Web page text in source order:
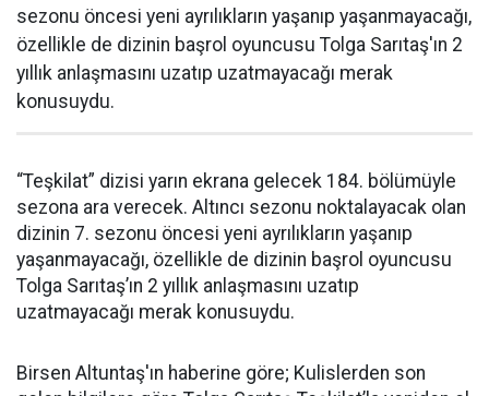
sezonu öncesi yeni ayrılıkların yaşanıp yaşanmayacağı,
özellikle de dizinin başrol oyuncusu Tolga Sarıtaş'ın 2
yıllık anlaşmasını uzatıp uzatmayacağı merak
konusuydu.
“Teşkilat” dizisi yarın ekrana gelecek 184. bölümüyle
sezona ara verecek. Altıncı sezonu noktalayacak olan
dizinin 7. sezonu öncesi yeni ayrılıkların yaşanıp
yaşanmayacağı, özellikle de dizinin başrol oyuncusu
Tolga Sarıtaş’ın 2 yıllık anlaşmasını uzatıp
uzatmayacağı merak konusuydu.
Birsen Altuntaş'ın haberine göre; Kulislerden son